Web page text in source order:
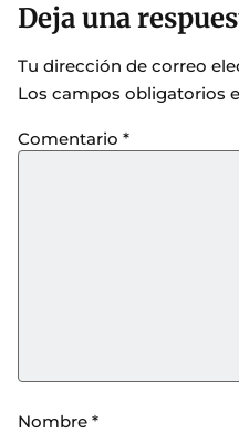
Deja una
Tu dirección de correo
Los campos obligatorios
Comentario *
Nombre *